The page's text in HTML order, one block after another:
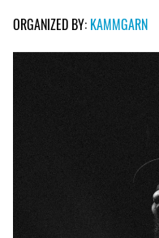
ORGANIZED BY: KAMMGARN